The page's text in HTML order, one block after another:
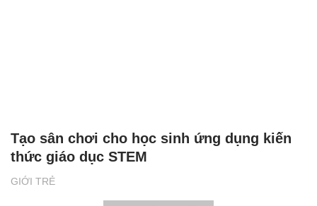
GIỚI TRẺ
Tạo sân chơi cho học sinh ứng dụng kiến
thức giáo dục STEM